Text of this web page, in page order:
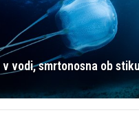
vodi, smrtonosna ob